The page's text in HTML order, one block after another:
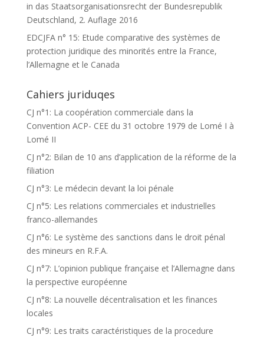
in das Staatsorganisationsrecht der Bundesrepublik
Deutschland, 2. Auflage 2016
EDCJFA n° 15: Etude comparative des systèmes de
protection juridique des minorités entre la France,
l’Allemagne et le Canada
Cahiers juriduqes
CJ n°1: La coopération commerciale dans la
Convention ACP- CEE du 31 octobre 1979 de Lomé I à
Lomé II
CJ n°2: Bilan de 10 ans d’application de la réforme de la
filiation
CJ n°3: Le médecin devant la loi pénale
CJ n°5: Les relations commerciales et industrielles
franco-allemandes
CJ n°6: Le système des sanctions dans le droit pénal
des mineurs en R.F.A.
CJ n°7: L’opinion publique française et l’Allemagne dans
la perspective européenne
CJ n°8: La nouvelle décentralisation et les finances
locales
CJ n°9: Les traits caractéristiques de la procedure